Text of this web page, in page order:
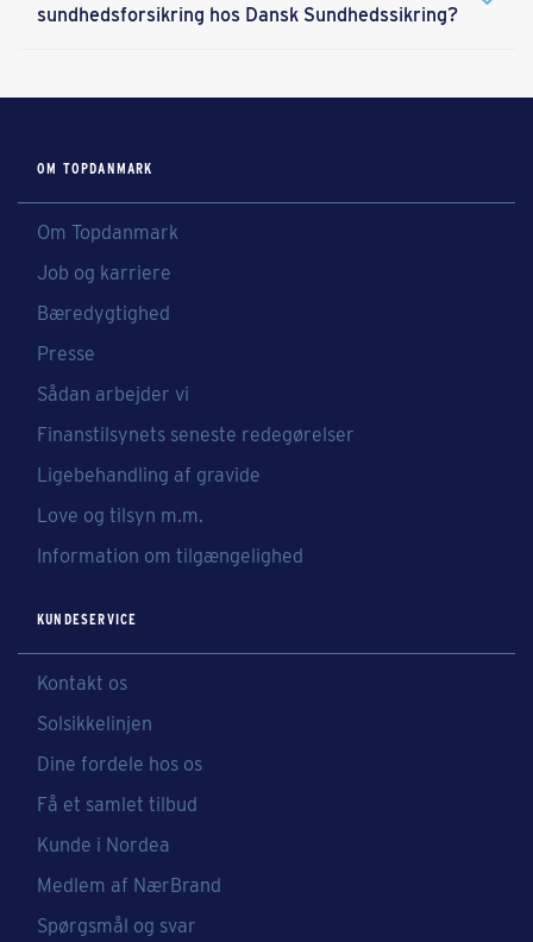
sundhedsforsikring hos Dansk Sundhedssikring?
OM TOPDANMARK
Om Topdanmark
Job og karriere
Bæredygtighed
Presse
Sådan arbejder vi
Finanstilsynets seneste redegørelser
Ligebehandling af gravide
Love og tilsyn m.m.
Information om tilgængelighed
KUNDESERVICE
Kontakt os
Solsikkelinjen
Dine fordele hos os
Få et samlet tilbud
Kunde i Nordea
Medlem af NærBrand
Spørgsmål og svar